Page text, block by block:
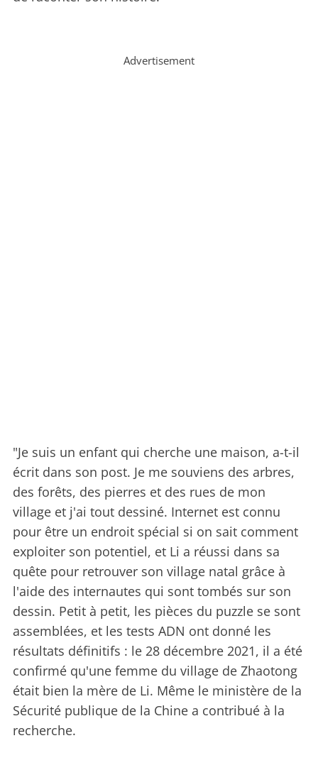
Advertisement
"Je suis un enfant qui cherche une maison, a-t-il
écrit dans son post. Je me souviens des arbres,
des forêts, des pierres et des rues de mon
village et j'ai tout dessiné. Internet est connu
pour être un endroit spécial si on sait comment
exploiter son potentiel, et Li a réussi dans sa
quête pour retrouver son village natal grâce à
l'aide des internautes qui sont tombés sur son
dessin. Petit à petit, les pièces du puzzle se sont
assemblées, et les tests ADN ont donné les
résultats définitifs : le 28 décembre 2021, il a été
confirmé qu'une femme du village de Zhaotong
était bien la mère de Li. Même le ministère de la
Sécurité publique de la Chine a contribué à la
recherche.